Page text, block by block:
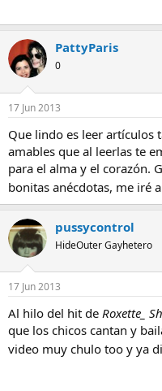
PattyParis
0
17 Jun 2013
Que lindo es leer artículos
amables que al leerlas te
para el alma y el corazón.
bonitas anécdotas, me iré
pussycontrol
HideOuter Gayhetero
17 Jun 2013
Al hilo del hit de Roxette_
que los chicos cantan y
video muy chulo too y ya